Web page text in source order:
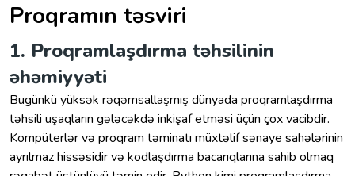
Proqramın təsviri
1. Proqramlaşdırma təhsilinin
əhəmiyyəti
Bugünkü yüksək rəqəmsallaşmış dünyada proqramlaşdırma
təhsili uşaqların gələcəkdə inkişaf etməsi üçün çox vacibdir.
Kompüterlər və proqram təminatı müxtəlif sənaye sahələrinin
ayrılmaz hissəsidir və kodlaşdırma bacarıqlarına sahib olmaq